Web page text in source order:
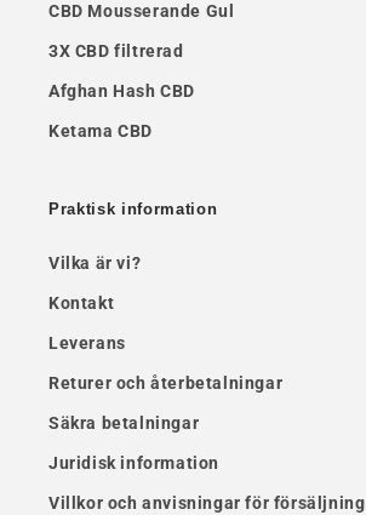
CBD Mousserande Gul
3X CBD filtrerad
Afghan Hash CBD
Ketama CBD
Praktisk information
Vilka är vi?
Kontakt
Leverans
Returer och återbetalningar
Säkra betalningar
Juridisk information
Villkor och anvisningar för försäljning